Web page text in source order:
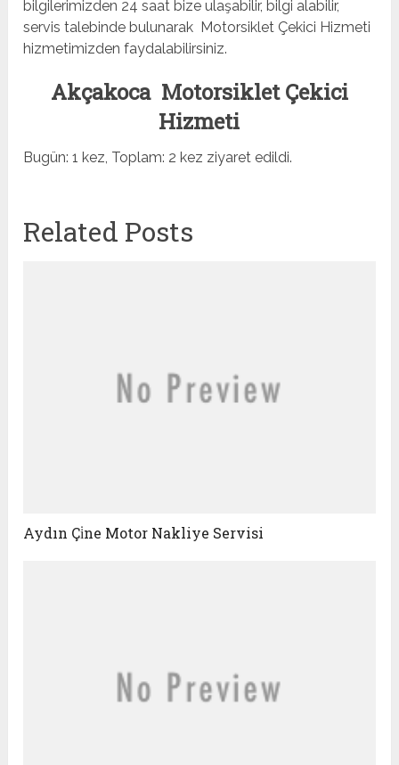
bilgilerimizden 24 saat bize ulaşabilir, bilgi alabilir,
servis talebinde bulunarak Motorsiklet Çekici Hizmeti
hizmetimizden faydalabilirsiniz.
Akçakoca Motorsiklet Çekici
Hizmeti
Bugün: 1 kez, Toplam: 2 kez ziyaret edildi.
Related Posts
Aydın Çi̇ne Motor Nakliye Servisi